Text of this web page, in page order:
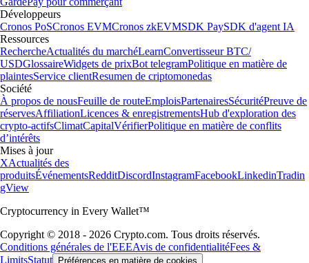
Développeurs
Cronos PoSCronos EVMCronos zkEVMSDK PaySDK d'agent IA
Ressources
RechercheActualités du marchéLearnConvertisseur BTC/
USDGlossaireWidgets de prixBot telegramPolitique en matière de
plaintesService clientResumen de criptomonedas
Société
À propos de nousFeuille de routeEmploisPartenairesSécuritéPreuve de
réservesAffiliationLicences & enregistrementsHub d'exploration des
crypto-actifsClimatCapitalVérifierPolitique en matière de conflits
d’intérêts
Mises à jour
XActualités des
produitsÉvénementsRedditDiscordInstagramFacebookLinkedinTradin
gView
Cryptocurrency in Every Wallet™
Copyright © 2018 - 2026 Crypto.com. Tous droits réservés.
Conditions générales de l'EEEAvis de confidentialitéFees &
LimitsStatut Préférences en matière de cookies